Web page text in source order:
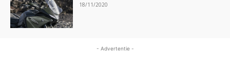
18/11/2020
- Advertentie -